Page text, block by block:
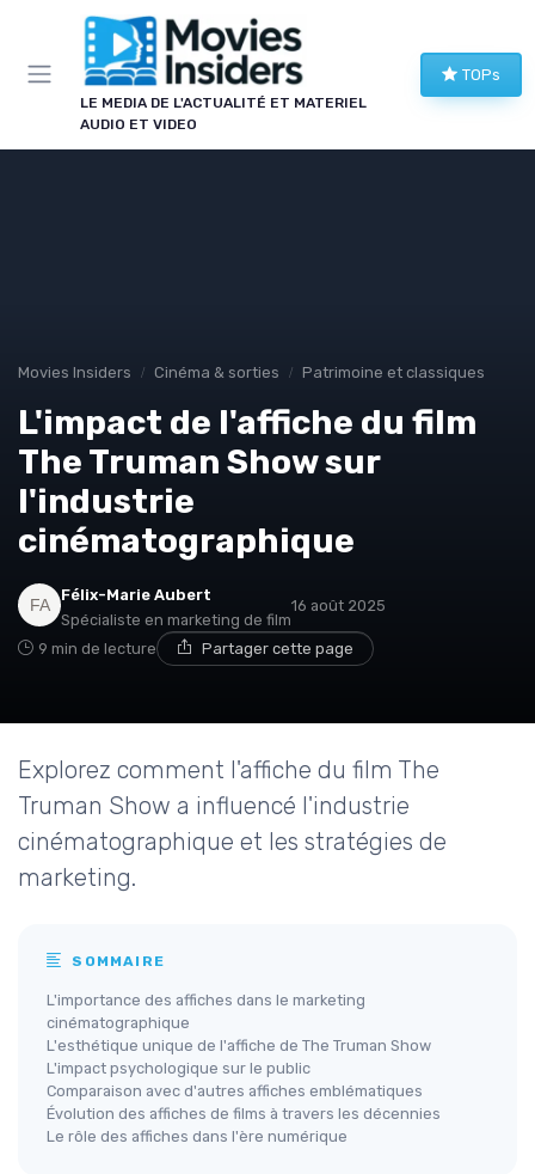
LE MEDIA DE L'ACTUALITÉ ET MATERIEL
AUDIO ET VIDEO
TOPs
Movies Insiders Cinéma & sorties Patrimoine et classiques
L'impact de l'affiche du film
The Truman Show sur
l'industrie
cinématographique
Félix-Marie Aubert
Spécialiste en marketing de film
16 août 2025
9 min de lecture Partager cette page
Explorez comment l'affiche du film The
Truman Show a influencé l'industrie
cinématographique et les stratégies de
marketing.
SOMMAIRE
L'importance des affiches dans le marketing
cinématographique
L'esthétique unique de l'affiche de The Truman Show
L'impact psychologique sur le public
Comparaison avec d'autres affiches emblématiques
Évolution des affiches de films à travers les décennies
Le rôle des affiches dans l'ère numérique
Panneau de gestion des cookies